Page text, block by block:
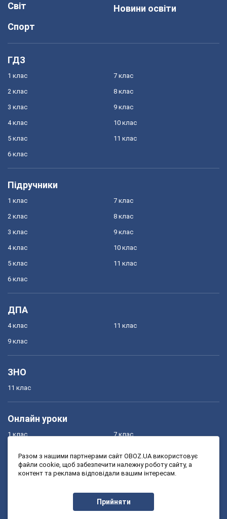
Світ
Спорт
Новини освіти
ГДЗ
1 клас
2 клас
3 клас
4 клас
5 клас
6 клас
7 клас
8 клас
9 клас
10 клас
11 клас
Підручники
1 клас
2 клас
3 клас
4 клас
5 клас
6 клас
7 клас
8 клас
9 клас
10 клас
11 клас
ДПА
4 клас
9 клас
11 клас
ЗНО
11 клас
Онлайн уроки
1 клас
3 клас
7 клас
9 клас
Разом з нашими партнерами сайт OBOZ.UA використовує
файли cookie, щоб забезпечити належну роботу сайту, а
контент та реклама відповідали вашим інтересам.
Прийняти